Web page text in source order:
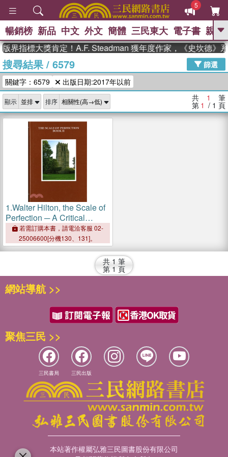
5
GO
高希均教授回憶錄
、 The Odyssey 、 父親節 、 如果歷
史是一群喵
獎 臺灣漫遊錄 、 方念華 、 台灣的李
登輝時代
數學女孩：黎曼猜想 、
偉大的迷走神經
暢銷榜 新品 中文 外文 簡體 三民東大 電子書 親子
界指標大獎肯定！A.F. Steadman 獲年度作家，《史坎德》
搜尋結果/ 6579
篩選
關鍵字：6579
出版日期:2017年以前
顯示 排序 共 1 筆
第 1 / 1 頁
1.Walter Hilton, the Scale of
Perfection ─ A Critical
Edition Based on British
Library Mss Harley 6573 and
6579
若需訂購本書，請電洽客服 02-
25006600[分機130、131]。
共 1 筆
第 1 頁
網站導航 >>
聚焦三民 >>
三民書局 三民出版
本站著作權屬弘雅三民圖書股份有限公司